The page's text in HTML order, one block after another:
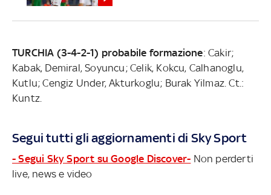
TURCHIA (3-4-2-1) probabile formazione: Cakir;
Kabak, Demiral, Soyuncu; Celik, Kokcu, Calhanoglu,
Kutlu; Cengiz Under, Akturkoglu; Burak Yilmaz. Ct.:
Kuntz.
Segui tutti gli aggiornamenti di Sky Sport
- Segui Sky Sport su Google Discover- Non perderti
live, news e video